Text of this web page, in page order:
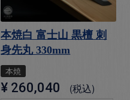
本焼白 富士山 黒檀 刺
身先丸 330mm
本焼
¥ 260,040 税込